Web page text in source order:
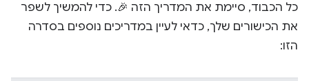
כל הכבוד, סיימת את המדריך הזה 🎉. כדי להמשיך לשפר
את הכישורים שלך, כדאי לעיין במדריכים נוספים בסדרה
הזו: